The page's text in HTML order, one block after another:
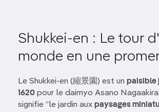
Shukkei-en : Le tour
monde en une
Le Shukkei-en (縮景園) est un paisible
1620 pour le daimyo Asano
signifie “le jardin aux paysages